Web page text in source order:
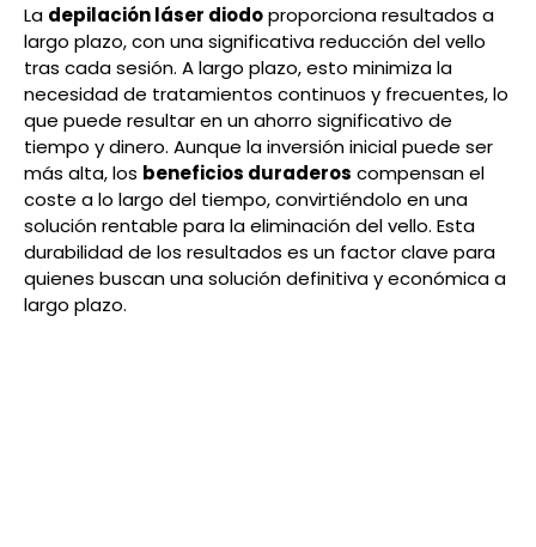
La depilación láser diodoproporciona resultados a
largo plazo, con una significativa reducción del vello
tras cada sesión. A largo plazo, esto minimiza la
necesidad de tratamientos continuos y frecuentes, lo
que puede resultar en un ahorro significativo de
tiempo y dinero. Aunque la inversión inicial puede ser
más alta, los beneficios duraderos compensan el
coste a lo largo del tiempo, convirtiéndolo en una
solución rentable para la eliminación del vello. Esta
durabilidad de los resultados es un factor clave para
quienes buscan una solución definitiva y económica a
largo plazo.